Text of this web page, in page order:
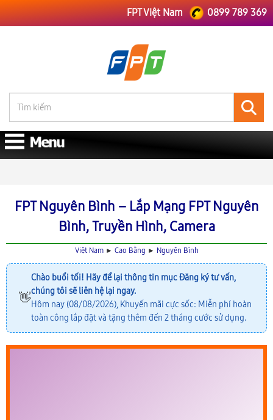
FPT Việt Nam 0899 789 369
FPT Nguyên Bình – Lắp Mạng FPT Nguyên
Bình, Truyền Hình, Camera
Việt Nam► Cao Bằng ► Nguyên Bình
👋
Chào buổi tối! Hãy để lại thông tin mụcĐăng ký tư vấn,
chúng tôi sẽ liên hệ lại ngay.
Hôm nay (08/08/2026), Khuyến mãi cực sốc: Miễn phí hoàn
toàn công lắp đặt và tặng thêm đến 2 tháng cước sử dụng.